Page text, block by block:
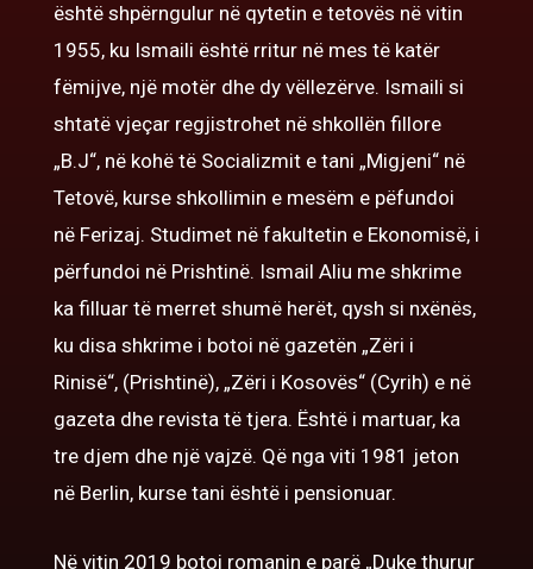
është shpërngulur në qytetin e tetovës në vitin
1955, ku Ismaili është rritur në mes të katër
fëmijve, një motër dhe dy vëllezërve. Ismaili si
shtatë vjeçar regjistrohet në shkollën fillore
„B.J“, në kohë të Socializmit e tani „Migjeni“ në
Tetovë, kurse shkollimin e mesëm e pëfundoi
në Ferizaj. Studimet në fakultetin e Ekonomisë, i
përfundoi në Prishtinë. Ismail Aliu me shkrime
ka filluar të merret shumë herët, qysh si nxënës,
ku disa shkrime i botoi në gazetën „Zëri i
Rinisë“, (Prishtinë), „Zëri i Kosovës“ (Cyrih) e në
gazeta dhe revista të tjera. Është i martuar, ka
tre djem dhe një vajzë. Që nga viti 1981 jeton
në Berlin, kurse tani është i pensionuar.
Në vitin 2019 botoi romanin e parë „Duke thurur